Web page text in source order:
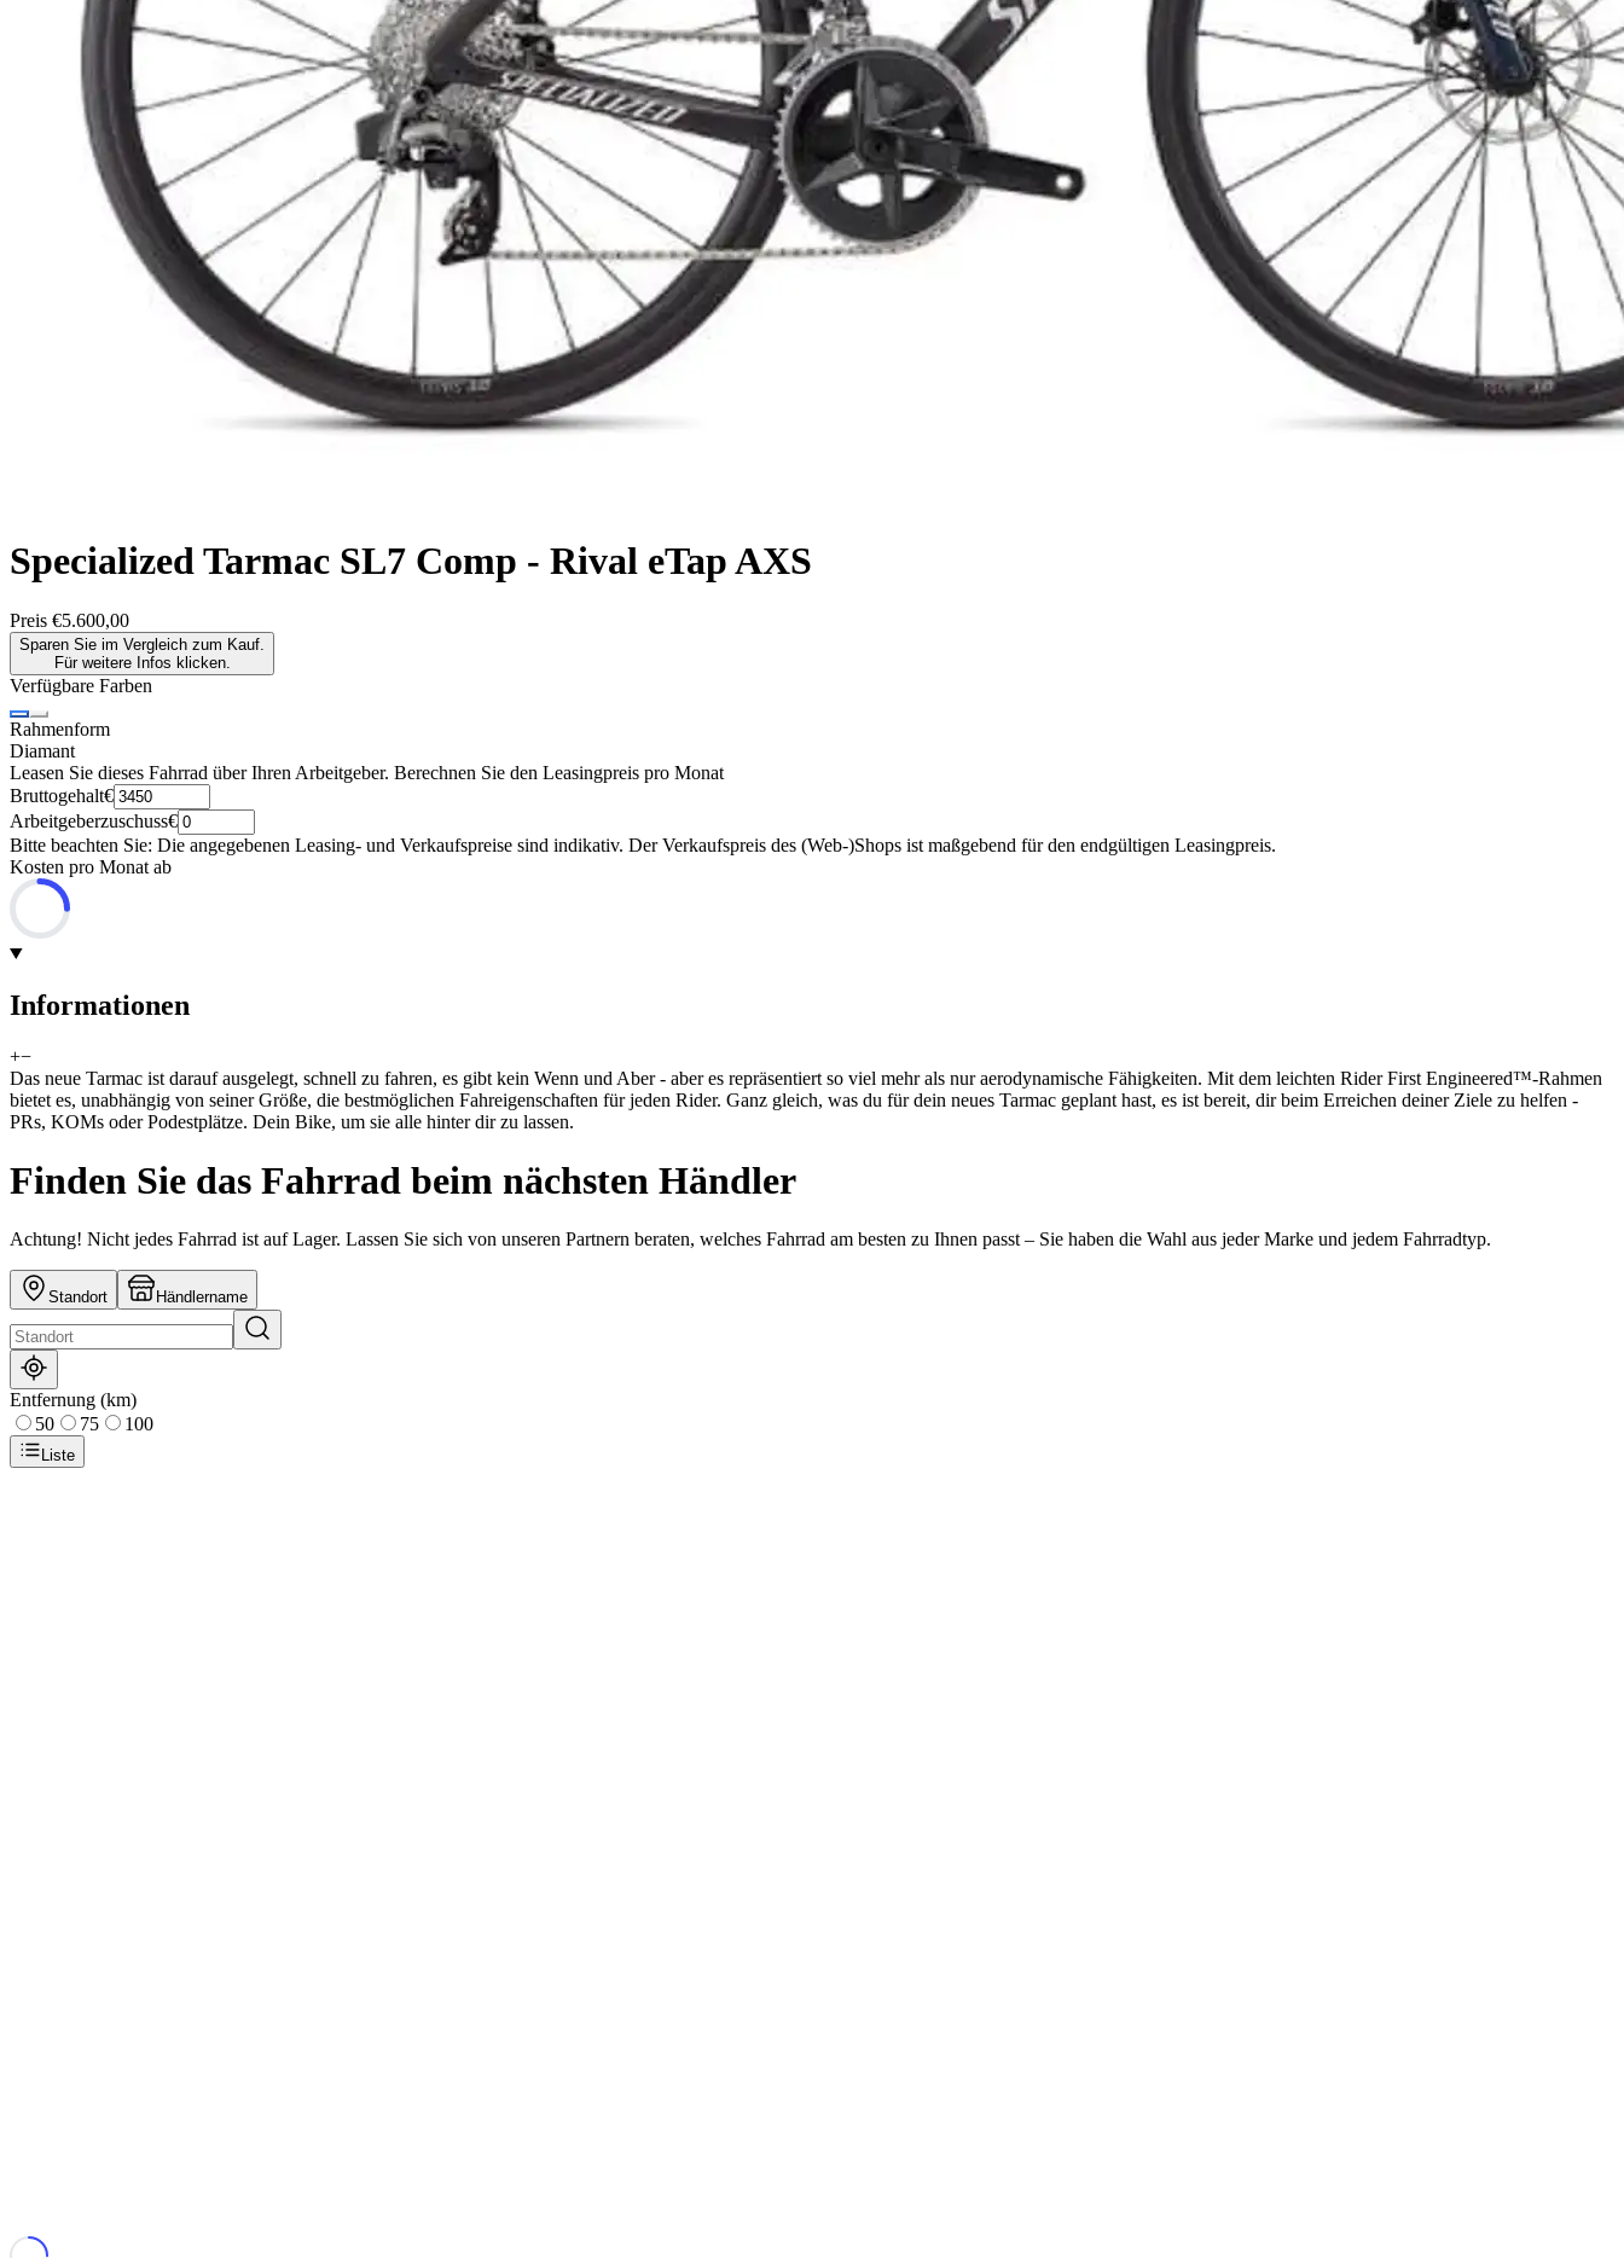
SpecializedTarmac SL7 Comp - Rival eTap AXS
Preis €5.600,00
Sparen Sie im Vergleich zum Kauf.
Für weitere Infos klicken.
Verfügbare Farben
Rahmenform
Diamant
Leasen Sie dieses Fahrrad über Ihren Arbeitgeber. Berechnen Sie den Leasingpreis pro Monat
Bruttogehalt€
Arbeitgeberzuschuss€
Bitte beachten Sie: Die angegebenen Leasing- und Verkaufspreise sind indikativ. Der Verkaufspreis des (Web-)Shops ist maßgebend für den endgültigen Leasingpreis.
Kosten pro Monat ab
Informationen
+−
Das neue Tarmac ist darauf ausgelegt, schnell zu fahren, es gibt kein Wenn und Aber - aber es repräsentiert so viel mehr als nur aerodynamische Fähigkeiten. Mit dem leichten Rider First Engineered™-Rahmen
bietet es, unabhängig von seiner Größe, die bestmöglichen Fahreigenschaften für jeden Rider. Ganz gleich, was du für dein neues Tarmac geplant hast, es ist bereit, dir beim Erreichen deiner Ziele zu helfen -
PRs, KOMs oder Podestplätze. Dein Bike, um sie alle hinter dir zu lassen.
Finden Sie das Fahrrad beim nächsten Händler
Achtung! Nicht jedes Fahrrad ist auf Lager. Lassen Sie sich von unseren Partnern beraten, welches Fahrrad am besten zu Ihnen passt – Sie haben die Wahl aus jeder Marke und jedem Fahrradtyp.
Standort Händlername
Entfernung (km)
50
75 100
Liste